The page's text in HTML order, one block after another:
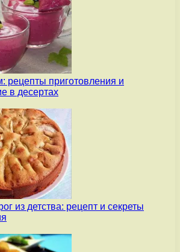
рецепты приготовления и
в десертах
из детства: рецепт и секреты